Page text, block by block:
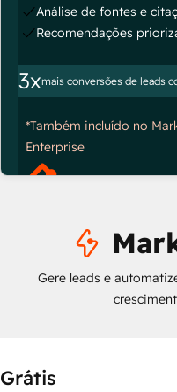
Análise de fontes e
Recomendações
3xmais conversões de leads
*Também incluído no
Enterprise
Gere leads e
Grátis